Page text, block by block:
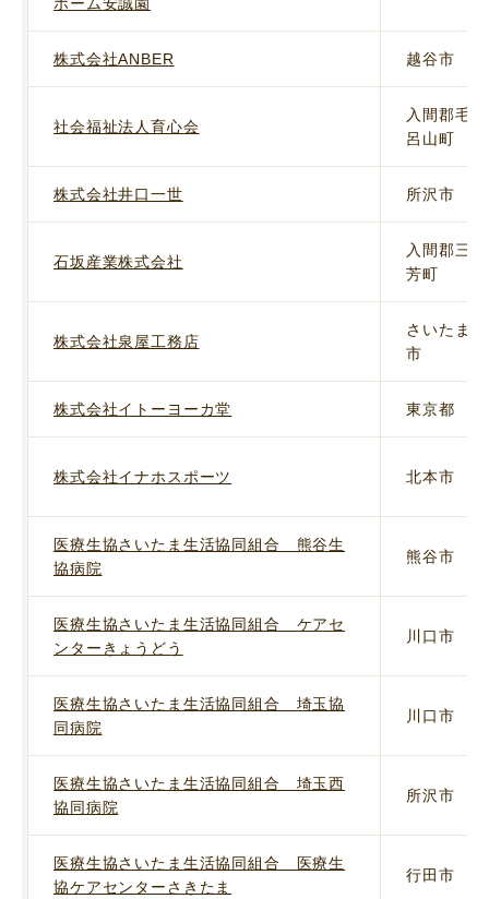
ホーム安誠園
株式会社ANBER 越谷市
社会福祉法人育心会
入間郡毛
呂山町
株式会社井口一世 所沢市
石坂産業株式会社
入間郡三
芳町
株式会社泉屋工務店
さいたま
市
株式会社イトーヨーカ堂 東京都
株式会社イナホスポーツ 北本市
医療生協さいたま生活協同組合 熊谷生
協病院
熊谷市
医療生協さいたま生活協同組合 ケアセ
ンターきょうどう
川口市
医療生協さいたま生活協同組合 埼玉協
同病院
川口市
医療生協さいたま生活協同組合 埼玉西
協同病院
所沢市
医療生協さいたま生活協同組合 医療生
協ケアセンターさきたま
行田市